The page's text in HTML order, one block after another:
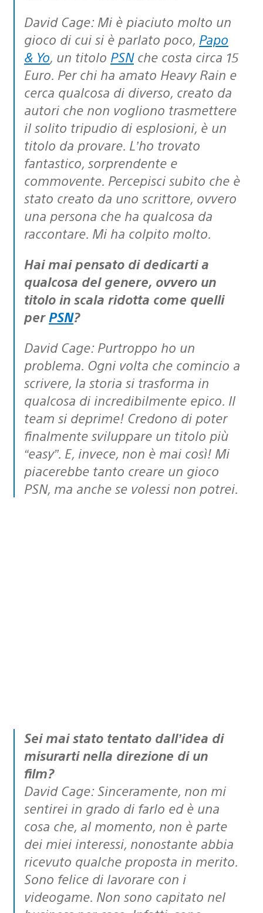
David Cage: Mi è piaciuto molto un
gioco di cui si è parlato poco, Papo
& Yo, un titolo PSNche costa circa 15
Euro. Per chi ha amato Heavy Rain e
cerca qualcosa di diverso, creato da
autori che non vogliono trasmettere
il solito tripudio di esplosioni, è un
titolo da provare. L’ho trovato
fantastico, sorprendente e
commovente. Percepisci subito che è
stato creato da uno scrittore, ovvero
una persona che ha qualcosa da
raccontare. Mi ha colpito molto.
Hai mai pensato di dedicarti a
qualcosa del genere, ovvero un
titolo in scala ridotta come quelli
per PSN?
David Cage: Purtroppo ho un
problema. Ogni volta che comincio a
scrivere, la storia si trasforma in
qualcosa di incredibilmente epico. Il
team si deprime! Credono di poter
finalmente sviluppare un titolo più
“easy”. E, invece, non è mai così! Mi
piacerebbe tanto creare un gioco
PSN, ma anche se volessi non potrei.
Sei mai stato tentato dall’idea di
misurarti nella direzione di un
film?
David Cage: Sinceramente, non mi
sentirei in grado di farlo ed è una
cosa che, al momento, non è parte
dei miei interessi, nonostante abbia
ricevuto qualche proposta in merito.
Sono felice di lavorare con i
videogame. Non sono capitato nel